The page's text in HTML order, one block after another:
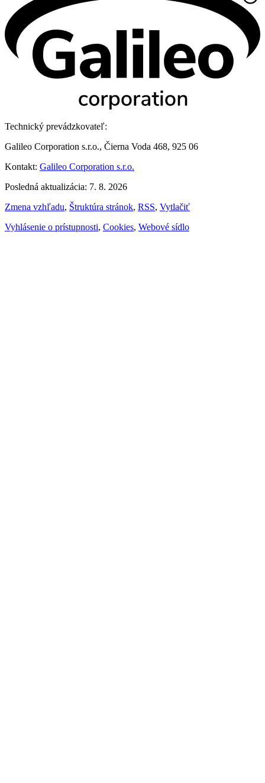
Technický prevádzkovateľ:
Galileo Corporation s.r.o., Čierna Voda 468, 925 06
Kontakt: Galileo Corporation s.r.o.
Posledná aktualizácia: 7. 8. 2026
Zmena vzhľadu, Štruktúra stránok, RSS, Vytlačiť
Vyhlásenie o prístupnosti, Cookies, Webové sídlo